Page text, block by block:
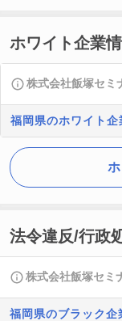
ホワイト企業
株式会社飯塚セミ
福岡県のホワイト企
法令違反/行政
株式会社飯塚セミ
福岡県のブラック企